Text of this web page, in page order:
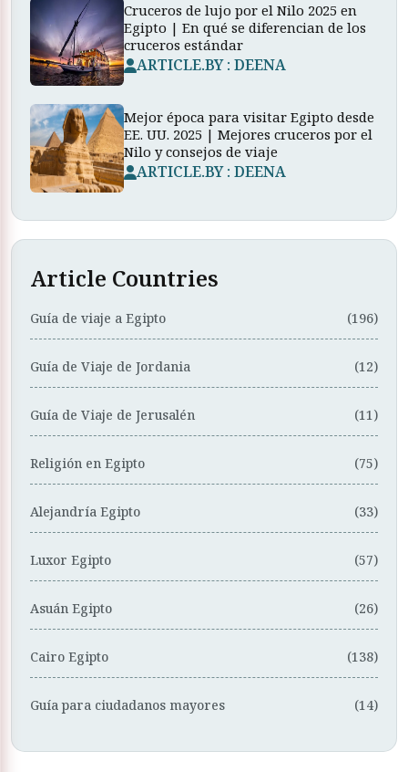
Cruceros de lujo por el Nilo 2025 en
Egipto | En qué se diferencian de los
cruceros estándar
ARTICLE.BY : DEENA
Mejor época para visitar Egipto desde
EE. UU. 2025 | Mejores cruceros por el
Nilo y consejos de viaje
ARTICLE.BY : DEENA
Article Countries
Guía de viaje a Egipto (196)
Guía de Viaje de Jordania (12)
Guía de Viaje de Jerusalén (11)
Religión en Egipto (75)
Alejandría Egipto (33)
Luxor Egipto (57)
Asuán Egipto (26)
Cairo Egipto (138)
Guía para ciudadanos mayores (14)